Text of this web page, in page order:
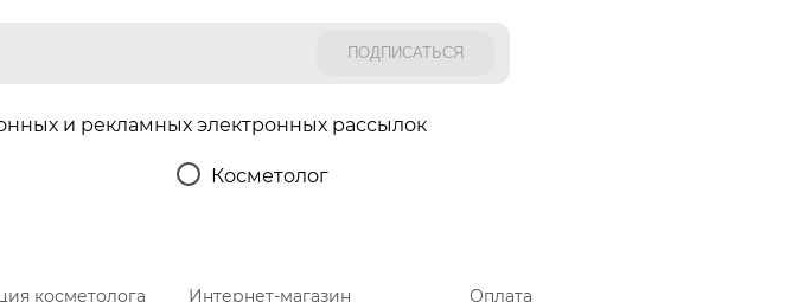
и рекламных электронных рассылок
Косметолог
косметолога Интернет-магазин Оплата